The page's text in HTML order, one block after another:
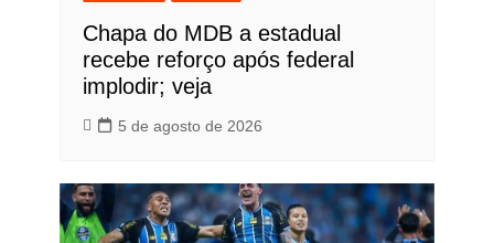
Chapa do MDB a estadual
recebe reforço após federal
implodir; veja
5 de agosto de 2026